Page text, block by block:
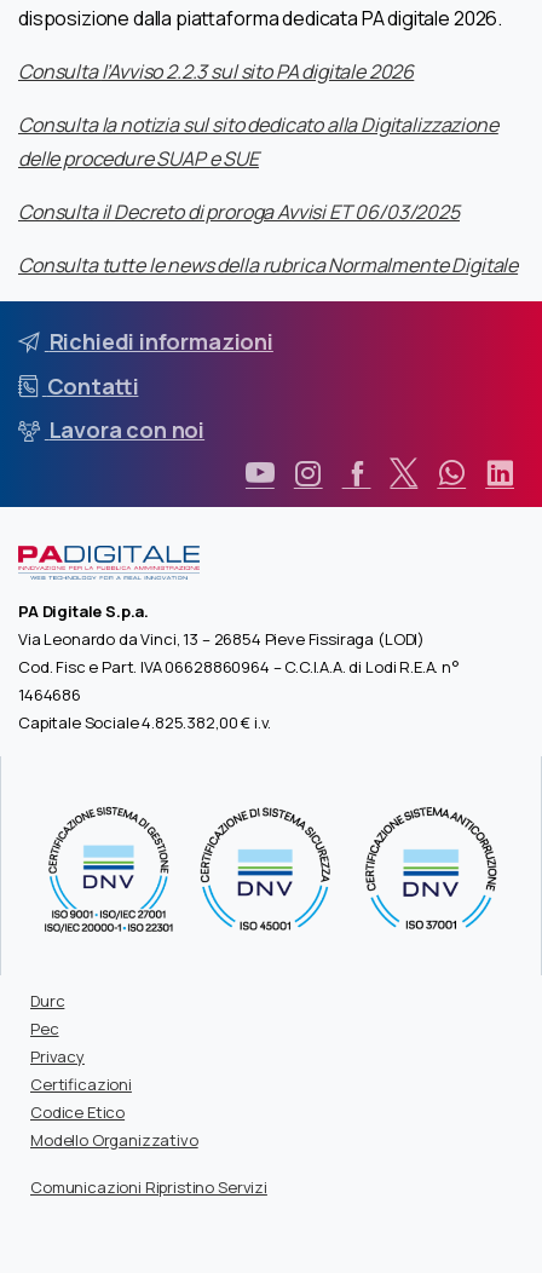
disposizione dalla piattaforma dedicata PA digitale 2026.
Consultal’Avviso 2.2.3 sul sito PA digitale 2026
Consulta la notizia sul sito dedicato alla Digitalizzazione
delle procedure SUAP e SUE
Consulta il Decreto di proroga Avvisi ET 06/03/2025
Consulta tutte le news della rubrica Normalmente Digitale
Richiedi informazioni
Contatti
Lavora con noi
PA Digitale S.p.a.
Via Leonardo da Vinci, 13 – 26854 Pieve Fissiraga (LODI)
Cod. Fisc e Part. IVA 06628860964 – C.C.I.A.A. di Lodi R.E.A. n°
1464686
Capitale Sociale 4.825.382,00 € i.v.
Durc
Pec
Privacy
Certificazioni
Codice Etico
Modello Organizzativo
Comunicazioni Ripristino Servizi